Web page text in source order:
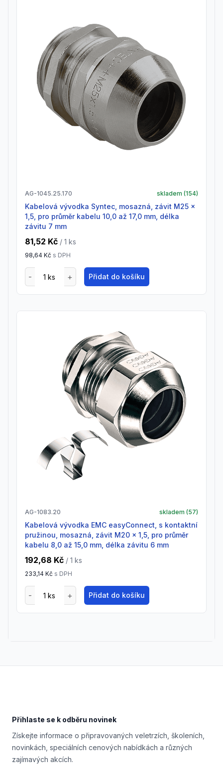
AG-1045.25.170 skladem (154)
Kabelová vývodka Syntec, mosazná, závit M25 x
1,5, pro průměr kabelu 10,0 až 17,0 mm, délka
závitu 7 mm
81,52 Kč / 1 ks
98,64 Kč s DPH
Přidat do košíku
AG-1083.20 skladem (57)
Kabelová vývodka EMC easyConnect, s kontaktní
pružinou, mosazná, závit M20 x 1,5, pro průměr
kabelu 8,0 až 15,0 mm, délka závitu 6 mm
192,68 Kč / 1 ks
233,14 Kč s DPH
Přidat do košíku
Přihlaste se k odběru novinek
Získejte informace o připravovaných veletrzích, školeních,
novinkách, speciálních cenových nabídkách a různých
zajímavých akcích.